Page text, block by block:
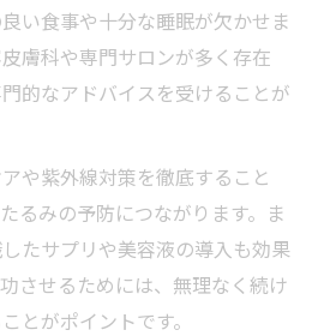
新動向と美肌への近道解説
最新の肌質改善法とは何か
目の最新美容トレンド紹介
る美肌づくりの最前線を追う
ーゲン強化を実感する方法
めのコラーゲン強化ケア術
肌質改善とコラーゲンを実感
い食事や十分な睡眠が欠かせま
膚科や専門サロンが多く存在
的なアドバイスを受けることが
や紫外線対策を徹底すること
るみの予防につながります。ま
たサプリや美容液の導入も効果
させるためには、無理なく続け
とがポイントです。